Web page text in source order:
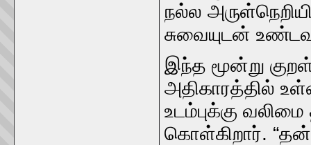
நல்ல
சுவையுடன்‌
இந்த மூன்று
அதிகாரத்தில்‌
உடம்புக்கு
கொள்கிறார்‌. “தன்‌